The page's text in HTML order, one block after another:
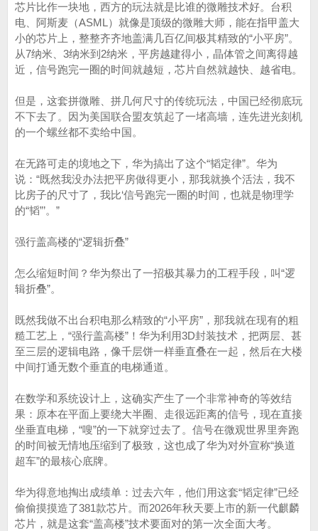
芯片比作一块地，西方的玩法就是比谁的微雕技术好。台积
电、阿斯麦（ASML）就像是顶级的微雕大师，能在指甲盖大
小的芯片上，整整齐齐地盖满几百亿间极其精致的“小平房”。
从7纳米、3纳米到2纳米，平房越建得小，晶体管之间离得越
近，信号跑完一圈的时间就越短，芯片自然就越快、越省电。
但是，这套拼微雕、拼几何尺寸的传统玩法，中国已经彻底玩
不下去了。因为美国联合盟友筑起了一堵高墙，连先进光刻机
的一个螺丝都不卖给中国。
在无路可走的境地之下，华为搞出了这个“韬定律”。华为
说：“既然我没办法把平房做得更小，那我就换个活法，我不
比房子的尺寸了，我比‘信号跑完一圈的时间，也就是物理学
的“韬”’。”
强行盖高楼的“逻辑折叠”
怎么缩短时间？华为祭出了一招极其暴力的工程手段，叫“逻
辑折叠”。
既然我做不出台积电那么精致的“小平房”，那我就在现有的粗
糙工艺上，“强行盖高楼”！华为利用3D封装技术，把两层、甚
至三层的逻辑电路，像千层饼一样垂直叠在一起，然后在大楼
中间打通无数个垂直的电梯通道。
在数学和系统设计上，这确实产生了一个非常神奇的等效结
果：原本在平面上要绕大半圈、走很远距离的信号，现在直接
坐垂直电梯，“嗖”的一下就穿过去了。信号在微观世界里奔跑
的时间被无情地压缩到了极致，这也成了华为对外宣称“换道
超车”的最核心底牌。
华为得意地掏出成绩单：过去六年，他们用这套“韬定律”已经
偷偷摸摸造了381款芯片。而2026年秋天要上市的新一代麒麟
芯片，就是这套“盖高楼”技术要面对的第一次全面大考。